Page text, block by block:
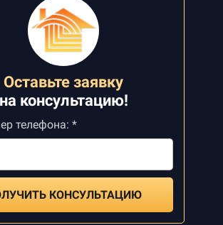
Оставьте заявку
на консультацию!
телефона: *
КОНСУЛЬТАЦИЮ